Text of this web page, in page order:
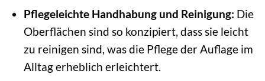
Pflegeleichte Handhabung und Reinigung: Die
Oberflächen sind so konzipiert, dass sie leicht
zu reinigen sind, was die Pflege der Auflage im
Alltag erheblich erleichtert.